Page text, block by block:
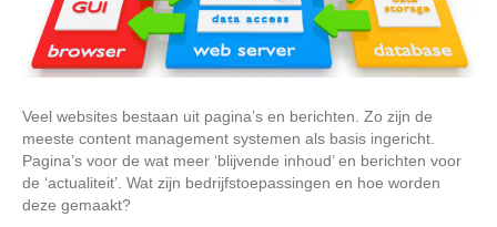
Veel websites bestaan uit pagina’s en berichten. Zo zijn de
meeste content management systemen als basis ingericht.
Pagina’s voor de wat meer ‘blijvende inhoud’ en berichten voor
de ‘actualiteit’. Wat zijn bedrijfstoepassingen en hoe worden
deze gemaakt?